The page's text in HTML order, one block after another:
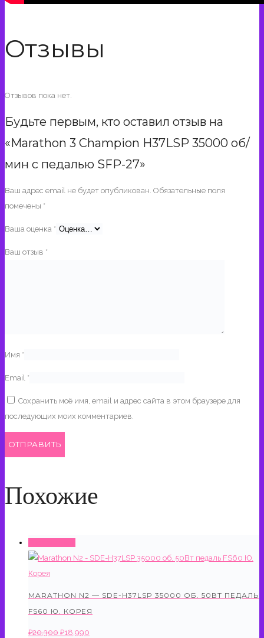
Отзывы
Отзывов пока нет.
Будьте первым, кто оставил отзыв на
«Marathon 3 Champion H37LSP 35000 об/
мин с педалью SFP-27»
Ваш адрес email не будет опубликован. Обязательные поля
помечены *
Ваша оценка *
Ваш отзыв *
Имя *
Email *
Сохранить моё имя, email и адрес сайта в этом браузере для
последующих моих комментариев.
Похожие
MARATHON N2 — SDE-H37LSP 35000 ОБ. 50ВТ ПЕДАЛЬ
FS60 Ю. КОРЕЯ
₽20,300 Первоначальная
₽18,990